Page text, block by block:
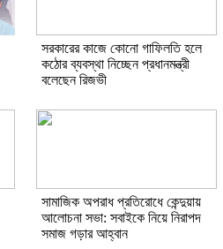
সরকারের কাজে কোনো গাফিলতি হলে
কঠোর ব্যবস্থা নিচ্ছেন প্রধানমন্ত্রী
বলেছেন রিজভী
সামাজিক অপরাধ প্রতিরোধে কেন্দুয়ায়
আলোচনা সভা: সবাইকে নিয়ে নিরাপদ
সমাজ গড়ার আহ্বান